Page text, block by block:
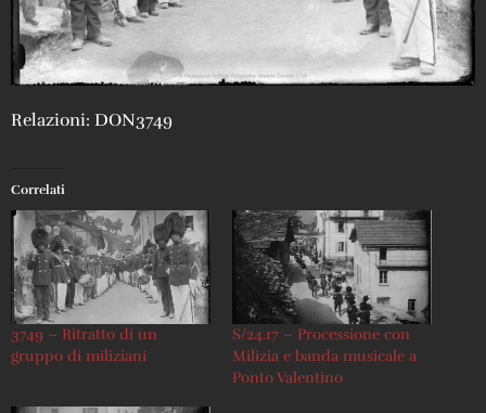
Relazioni: DON3749
Correlati
3749 – Ritratto di un
gruppo di miliziani
S/24.17 – Processione con
Milizia e banda musicale a
Ponto Valentino